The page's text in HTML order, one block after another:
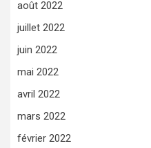
août 2022
juillet 2022
juin 2022
mai 2022
avril 2022
mars 2022
février 2022